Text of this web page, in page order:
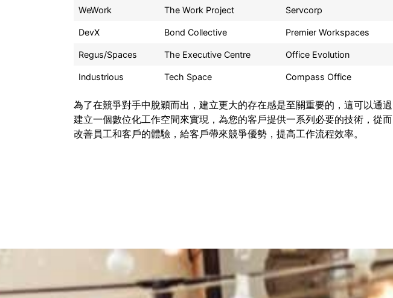
WeWork The Work Project Servcorp
DevX Bond Collective Premier Workspaces
Regus/Spaces The Executive Centre Office Evolution
Industrious Tech Space Compass Office
為了在競爭對手中脫穎而出，建立更大的存在感是至關重要的，這可以通過
建立一個數位化工作空間來實現，為您的客戶提供一系列必要的技術，從而
改善員工和客戶的體驗，給客戶帶來競爭優勢，提高工作流程效率。